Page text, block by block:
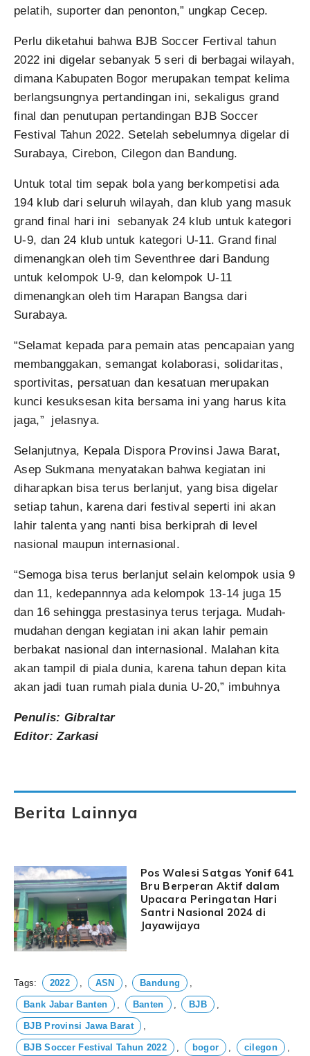
pelatih, suporter dan penonton,” ungkap Cecep.
Perlu diketahui bahwa BJB Soccer Fertival tahun
2022 ini digelar sebanyak 5 seri di berbagai wilayah,
dimana Kabupaten Bogor merupakan tempat kelima
berlangsungnya pertandingan ini, sekaligus grand
final dan penutupan pertandingan BJB Soccer
Festival Tahun 2022. Setelah sebelumnya digelar di
Surabaya, Cirebon, Cilegon dan Bandung.
Untuk total tim sepak bola yang berkompetisi ada
194 klub dari seluruh wilayah, dan klub yang masuk
grand final hari ini sebanyak 24 klub untuk kategori
U-9, dan 24 klub untuk kategori U-11. Grand final
dimenangkan oleh tim Seventhree dari Bandung
untuk kelompok U-9, dan kelompok U-11
dimenangkan oleh tim Harapan Bangsa dari
Surabaya.
“Selamat kepada para pemain atas pencapaian yang
membanggakan, semangat kolaborasi, solidaritas,
sportivitas, persatuan dan kesatuan merupakan
kunci kesuksesan kita bersama ini yang harus kita
jaga,” jelasnya.
Selanjutnya, Kepala Dispora Provinsi Jawa Barat,
Asep Sukmana menyatakan bahwa kegiatan ini
diharapkan bisa terus berlanjut, yang bisa digelar
setiap tahun, karena dari festival seperti ini akan
lahir talenta yang nanti bisa berkiprah di level
nasional maupun internasional.
“Semoga bisa terus berlanjut selain kelompok usia 9
dan 11, kedepannnya ada kelompok 13-14 juga 15
dan 16 sehingga prestasinya terus terjaga. Mudah-
mudahan dengan kegiatan ini akan lahir pemain
berbakat nasional dan internasional. Malahan kita
akan tampil di piala dunia, karena tahun depan kita
akan jadi tuan rumah piala dunia U-20,” imbuhnya
Penulis: Gibraltar
Editor: Zarkasi
Berita Lainnya
Pos Walesi Satgas Yonif 641
Bru Berperan Aktif dalam
Upacara Peringatan Hari
Santri Nasional 2024 di
Jayawijaya
Tags: 2022 ASN Bandung
Bank Jabar Banten Banten BJB
BJB Provinsi Jawa Barat
BJB Soccer Festival Tahun 2022 bogor cilegon